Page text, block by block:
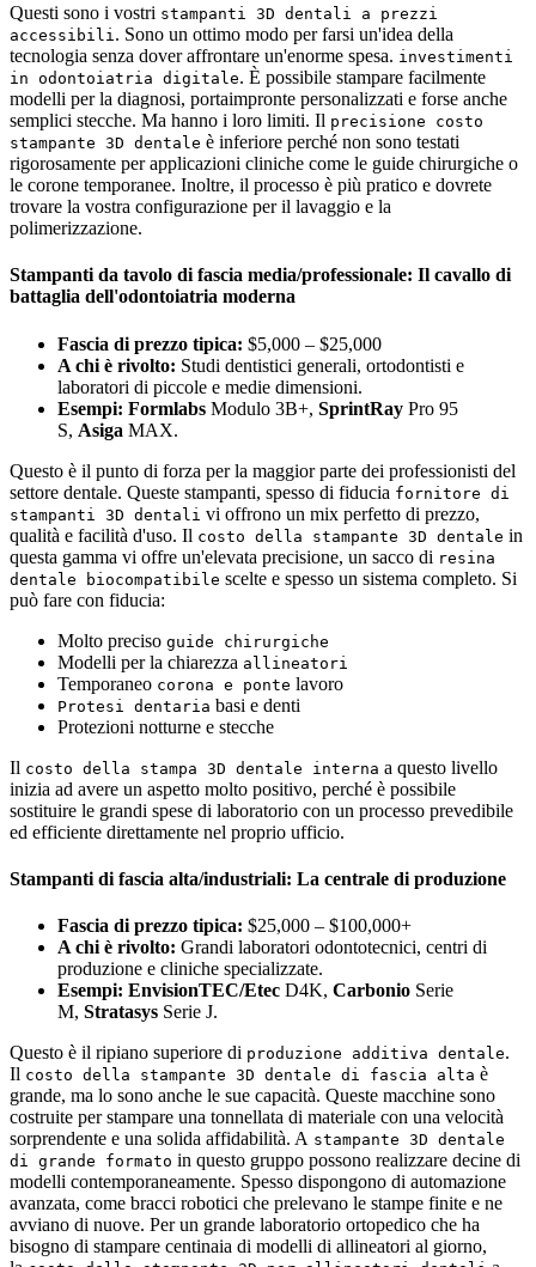
Questi sono i vostri stampanti 3D dentali a prezzi
accessibili . Sono un ottimo modo per farsi un'idea della
tecnologia senza dover affrontare un'enorme spesa. investimenti
in odontoiatria digitale. È possibile stampare facilmente
modelli per la diagnosi, portaimpronte personalizzati e forse anche
semplici stecche. Ma hanno i loro limiti. Il precisione costo
stampante 3D dentale è inferiore perché non sono testati
rigorosamente per applicazioni cliniche come le guide chirurgiche o
le corone temporanee. Inoltre, il processo è più pratico e dovrete
trovare la vostra configurazione per il lavaggio e la
polimerizzazione.
Stampanti da tavolo di fascia media/professionale: Il cavallo di
battaglia dell'odontoiatria moderna
Fascia di prezzo tipica: $5,000 – $25,000
A chi è rivolto: Studi dentistici generali, ortodontisti e
laboratori di piccole e medie dimensioni.
Esempi: Formlabs Modulo 3B+, SprintRay Pro 95
S, Asiga MAX.
Questo è il punto di forza per la maggior parte dei professionisti del
settore dentale. Queste stampanti, spesso di fiducia fornitore di
stampanti 3D dentali vi offrono un mix perfetto di prezzo,
qualità e facilità d'uso. Il costo della stampante 3D dentale in
questa gamma vi offre un'elevata precisione, un sacco di resina
dentale biocompatibile scelte e spesso un sistema completo. Si
può fare con fiducia:
Molto preciso guide chirurgiche
Modelli per la chiarezza allineatori
Temporaneo corona e ponte lavoro
Protesi dentaria basi e denti
Protezioni notturne e stecche
Il costo della stampa 3D dentale interna a questo livello
inizia ad avere un aspetto molto positivo, perché è possibile
sostituire le grandi spese di laboratorio con un processo prevedibile
ed efficiente direttamente nel proprio ufficio.
Stampanti di fascia alta/industriali: La centrale di produzione
Fascia di prezzo tipica: $25,000 – $100,000+
A chi è rivolto: Grandi laboratori odontotecnici, centri di
produzione e cliniche specializzate.
Esempi: EnvisionTEC/Etec D4K, Carbonio Serie
M, Stratasys Serie J.
Questo è il ripiano superiore di produzione additiva dentale.
Il costo della stampante 3D dentale di fascia alta è
grande, ma lo sono anche le sue capacità. Queste macchine sono
costruite per stampare una tonnellata di materiale con una velocità
sorprendente e una solida affidabilità. A stampante 3D dentale
di grande formato in questo gruppo possono realizzare decine di
modelli contemporaneamente. Spesso dispongono di automazione
avanzata, come bracci robotici che prelevano le stampe finite e ne
avviano di nuove. Per un grande laboratorio ortopedico che ha
bisogno di stampare centinaia di modelli di allineatori al giorno,